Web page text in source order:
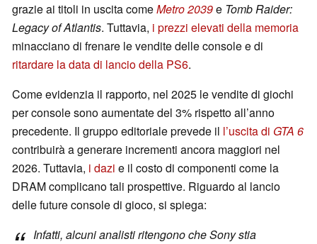
grazie ai titoli in uscita comeMetro 2039e Tomb Raider:
Legacy of Atlantis. Tuttavia, i prezzi elevati della memoria
minacciano di frenare le vendite delle console e di
ritardare la data di lancio della PS6.
Come evidenzia il rapporto, nel 2025 le vendite di giochi
per console sono aumentate del 3% rispetto all’anno
precedente. Il gruppo editoriale prevede il l’uscita di GTA 6
contribuirà a generare incrementi ancora maggiori nel
2026. Tuttavia, i dazi e il costo di componenti come la
DRAM complicano tali prospettive. Riguardo al lancio
delle future console di gioco, si spiega:
Infatti, alcuni analisti ritengono che Sony stia